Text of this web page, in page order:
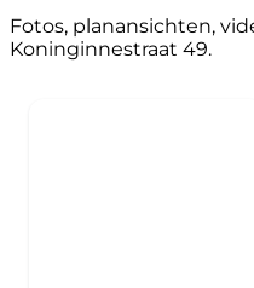
Fotos, planansichten,
Koninginnestraat 49.